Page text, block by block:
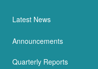
Latest News
Announcements
Quarterly Reports